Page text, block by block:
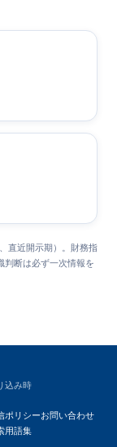
直近開示期）。財務指
判断は必ず一次情報を
込み時
ポリシーお問い合わせ
用語集